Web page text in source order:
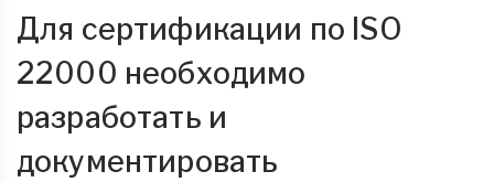
Для сертификации по ISO
22000 необходимо
разработать и
документировать